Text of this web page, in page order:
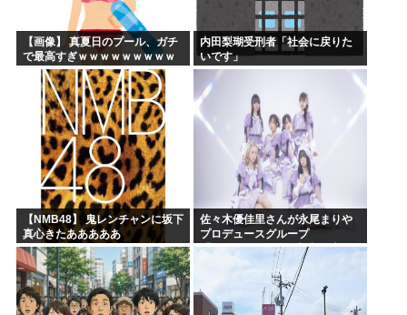
週刊少年ジャンプ、発行部数100万部割れ
【画像】 真夏日のプール、ガチ
で最高すぎｗｗｗｗｗｗｗｗｗ
内田梨瑚受刑者「社会に戻りた
いです」
【NMB48】 鬼レンチャンに坂下
真心きたあああああ
佐々木優佳里さんが永尾まりや
プロデュースグループ
「WASURENA」に加入発表！
現在のグループと兼任へ【元
AKB48ゆかるん・まりやぎ】